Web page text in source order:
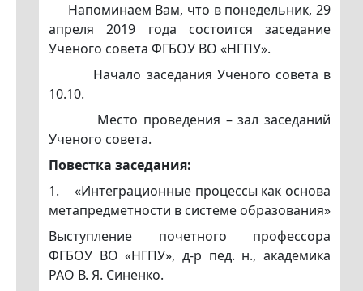
Напоминаем Вам, что в понедельник, 29
апреля 2019 года состоится заседание
Ученого совета ФГБОУ ВО «НГПУ».
Начало заседания Ученого совета в
10.10.
Место проведения – зал заседаний
Ученого совета.
Повестка заседания:
1. «Интеграционные процессы как основа
метапредметности в системе образования»
Выступление почетного профессора
ФГБОУ ВО «НГПУ», д-р пед. н., академика
РАО В. Я. Синенко.